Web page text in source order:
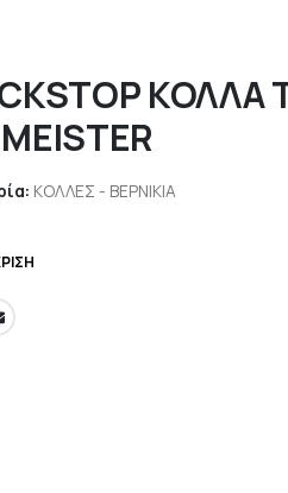
ΚΟΛΛΕΣ - ΒΕΡΝΙΚΙΑ